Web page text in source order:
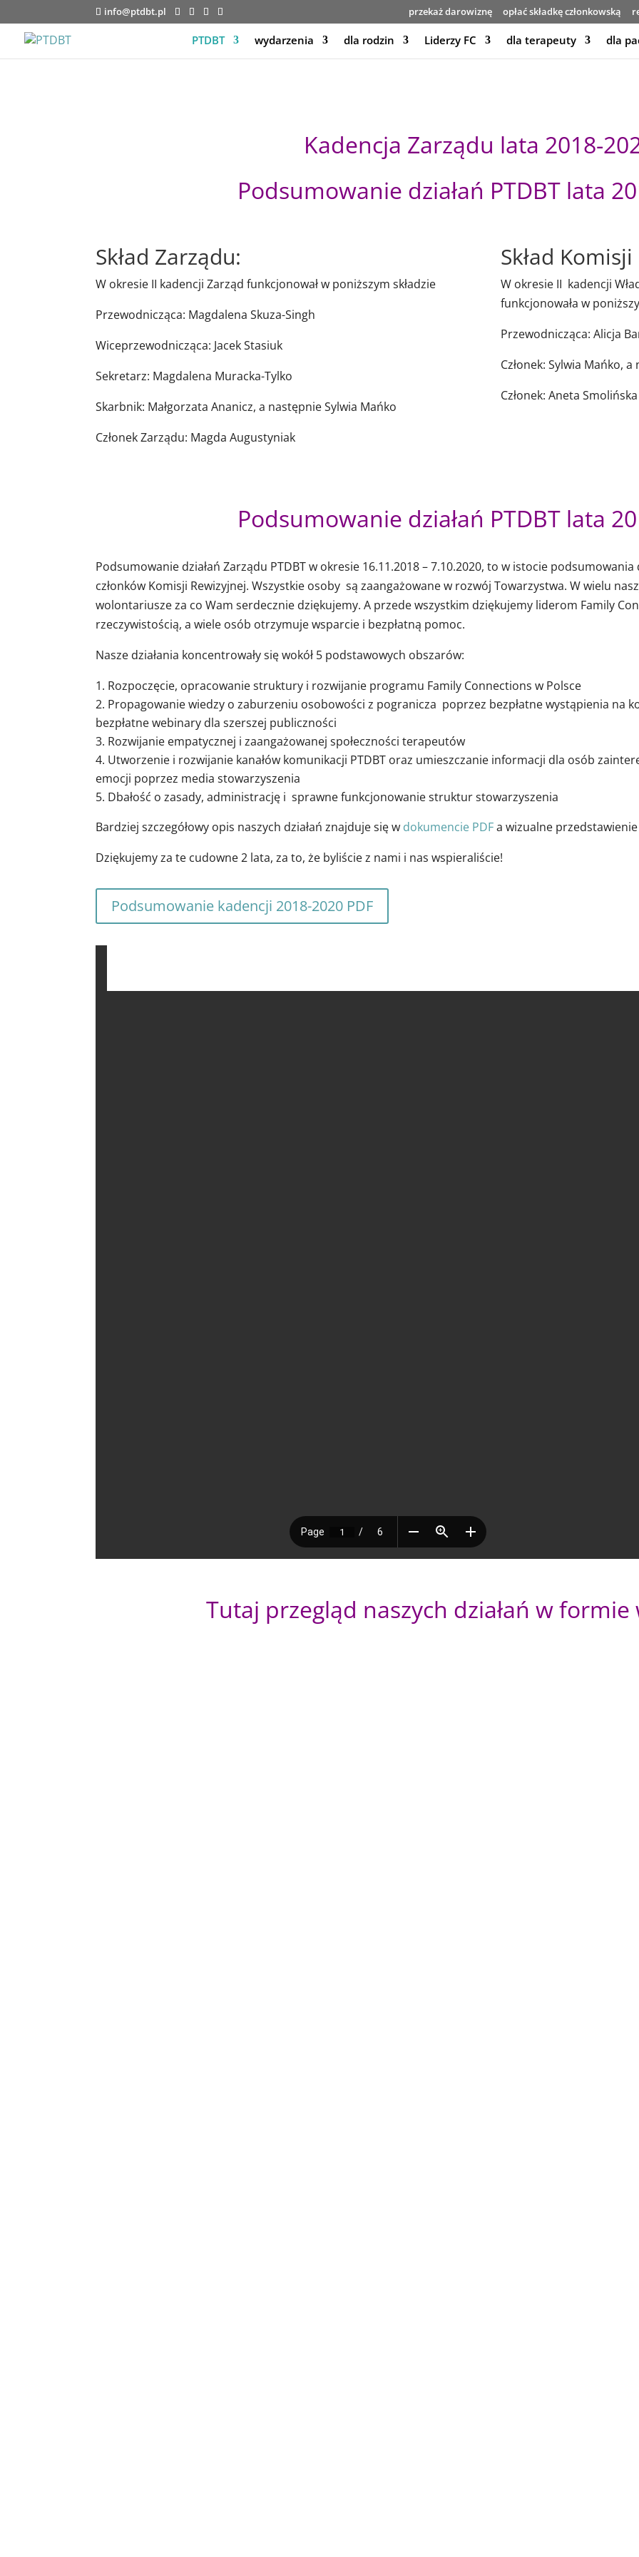
info@ptdbt.pl przekaż darowiznę opłać składkę członkowską
PTDBT wydarzenia dla rodzin Liderzy FC dla terapeuty dla
Kadencja Zarządu lata 2018-
Podsumowanie działań PTDBT lata
Skład Zarządu:
W okresie II kadencji Zarząd funkcjonował w poniższym składzie
Przewodnicząca: Magdalena Skuza-Singh
Wiceprzewodnicząca: Jacek Stasiuk
Sekretarz: Magdalena Muracka-Tylko
Skarbnik: Małgorzata Ananicz, a następnie Sylwia Mańko
Członek Zarządu: Magda Augustyniak
Skład
W okresie II kadencji
funkcjonowała w
Przewodnicząca: Alicja
Członek: Sylwia Mańko,
Członek: Aneta Smolińska
Podsumowanie działań PTDBT lata
Podsumowanie działań Zarządu PTDBT w okresie 16.11.2018 – 7.10.2020, to w istocie
członków Komisji Rewizyjnej. Wszystkie osoby są zaangażowane w rozwój Towarzystwa. W wielu
wolontariusze za co Wam serdecznie dziękujemy. A przede wszystkim dziękujemy liderom Family
rzeczywistością, a wiele osób otrzymuje wsparcie i bezpłatną pomoc.
Nasze działania koncentrowały się wokół 5 podstawowych obszarów:
Rozpoczęcie, opracowanie struktury i rozwijanie programu Family Connections w Polsce
Propagowanie wiedzy o zaburzeniu osobowości z pogranicza poprzez bezpłatne wystąpienia na
bezpłatne webinary dla szerszej publiczności
Rozwijanie empatycznej i zaangażowanej społeczności terapeutów
Utworzenie i rozwijanie kanałów komunikacji PTDBT oraz umieszczanie informacji dla osób
emocji poprzez media stowarzyszenia
Dbałość o zasady, administrację i sprawne funkcjonowanie struktur stowarzyszenia
Bardziej szczegółowy opis naszych działań znajduje się w dokumencie PDFa wizualne
Dziękujemy za te cudowne 2 lata, za to, że byliście z nami i nas wspieraliście!
Podsumowanie kadencji 2018-2020 PDF
Tutaj przegląd naszych działań w